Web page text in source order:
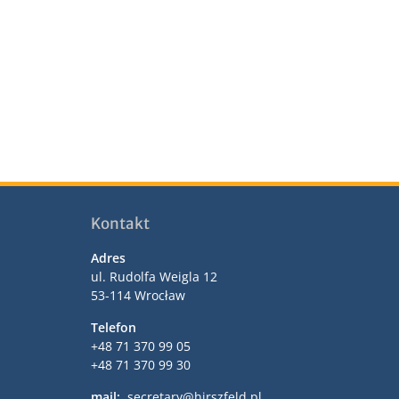
Kontakt
Adres
ul. Rudolfa Weigla 12
53-114 Wrocław
Telefon
+48 71 370 99 05
+48 71 370 99 30